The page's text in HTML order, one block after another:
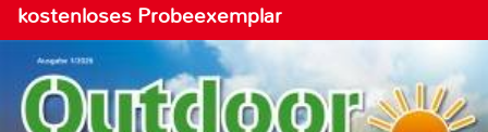
kostenloses Probeexemplar